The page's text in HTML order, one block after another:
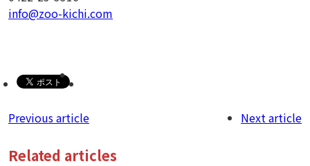
info@zoo-kichi.com
Previous article Next article
Related articles